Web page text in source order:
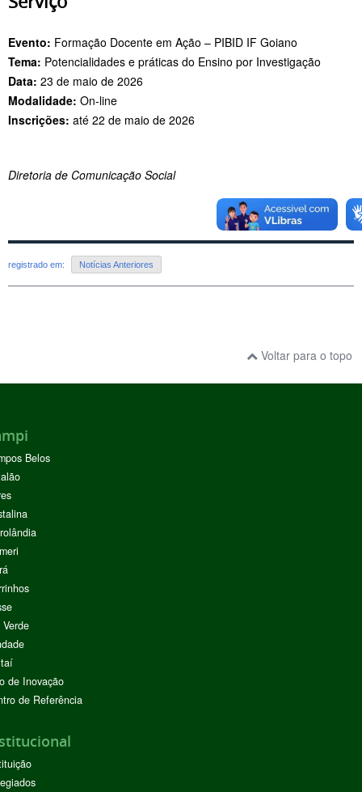
Evento: Formação Docente em Ação – PIBID IF Goiano
Tema: Potencialidades e práticas do Ensino por Investigação
Data: 23 de maio de 2026
Modalidade: On-line
Inscrições: até 22 de maio de 2026
Diretoria de Comunicação Social
registrado em: Notícias Anteriores
Voltar para o topo
Belos
de Inovação
de Referência